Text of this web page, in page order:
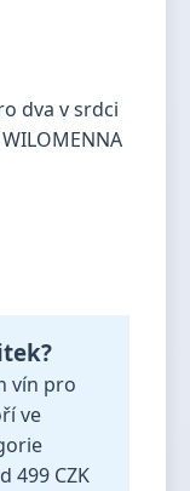
vín pro
ve
499 CZK